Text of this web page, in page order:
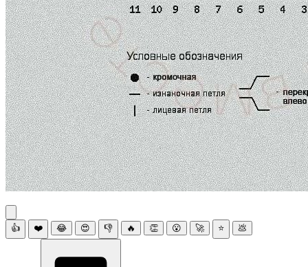
👍 ❤️ 😂 😍 👎 🔥 👏 😮 🚀 ⭐ 💩